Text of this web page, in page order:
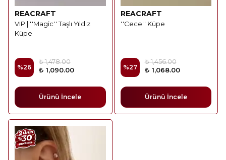
REACRAFT
VIP | ''Magic'' Taşlı Yıldız
Küpe
%26
₺ 1,478.00
₺ 1,090.00
Ürünü İncele
REACRAFT
''Cece'' Küpe
%27
₺ 1,456.00
₺ 1,068.00
Ürünü İncele